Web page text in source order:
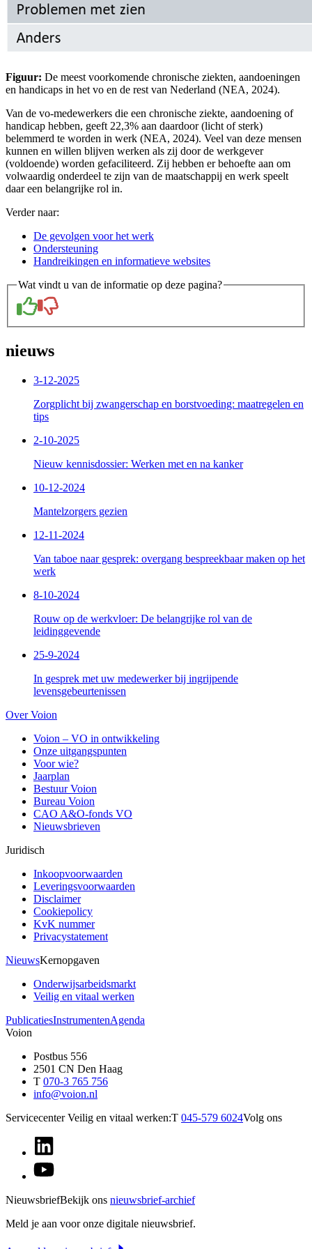
Figuur: De meest voorkomende chronische ziekten, aandoeningen
en handicaps in het vo en de rest van Nederland (NEA, 2024).
Van de vo-medewerkers die een chronische ziekte, aandoening of
handicap hebben, geeft 22,3% aan daardoor (licht of sterk)
belemmerd te worden in werk (NEA, 2024). Veel van deze mensen
kunnen en willen blijven werken als zij door de werkgever
(voldoende) worden gefaciliteerd. Zij hebben er behoefte aan om
volwaardig onderdeel te zijn van de maatschappij en werk speelt
daar een belangrijke rol in.
Verder naar:
De gevolgen voor het werk
Ondersteuning
Handreikingen en informatieve websites
Wat vindt u van de informatie op deze pagina?
nieuws
3-12-2025
Zorgplicht bij zwangerschap en borstvoeding: maatregelen en
tips
2-10-2025
Nieuw kennisdossier: Werken met en na kanker
10-12-2024
Mantelzorgers gezien
12-11-2024
Van taboe naar gesprek: overgang bespreekbaar maken op het
werk
8-10-2024
Rouw op de werkvloer: De belangrijke rol van de
leidinggevende
25-9-2024
In gesprek met uw medewerker bij ingrijpende
levensgebeurtenissen
Over Voion
Voion – VO in ontwikkeling
Onze uitgangspunten
Voor wie?
Jaarplan
Bestuur Voion
Bureau Voion
CAO A&O-fonds VO
Nieuwsbrieven
Juridisch
Inkoopvoorwaarden
Leveringsvoorwaarden
Disclaimer
Cookiepolicy
KvK nummer
Privacystatement
NieuwsKernopgaven
Onderwijsarbeidsmarkt
Veilig en vitaal werken
PublicatiesInstrumentenAgenda
Voion
Postbus 556
2501 CN Den Haag
T 070-3 765 756
info@voion.nl
Servicecenter Veilig en vitaal werken:T 045-579 6024Volg ons
NieuwsbriefBekijk ons nieuwsbrief-archief
Meld je aan voor onze digitale nieuwsbrief.